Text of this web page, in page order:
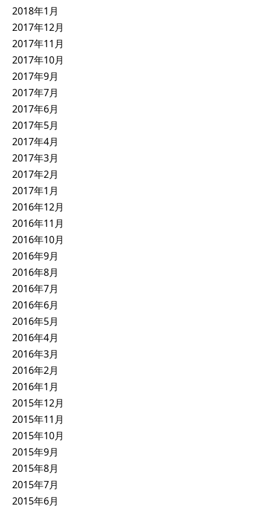
2018年1月
2017年12月
2017年11月
2017年10月
2017年9月
2017年7月
2017年6月
2017年5月
2017年4月
2017年3月
2017年2月
2017年1月
2016年12月
2016年11月
2016年10月
2016年9月
2016年8月
2016年7月
2016年6月
2016年5月
2016年4月
2016年3月
2016年2月
2016年1月
2015年12月
2015年11月
2015年10月
2015年9月
2015年8月
2015年7月
2015年6月